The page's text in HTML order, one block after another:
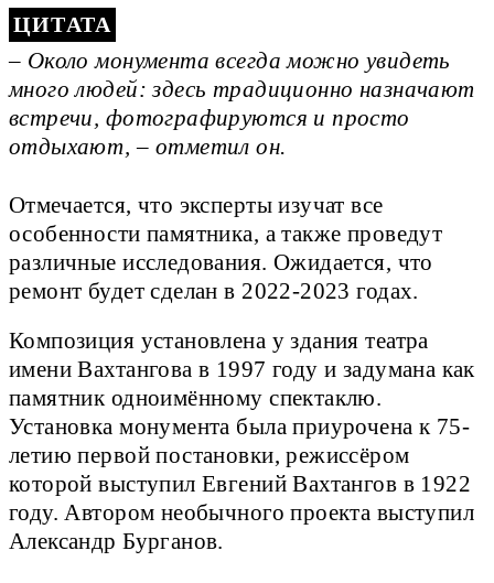
– Около монумента всегда можно увидеть
много людей: здесь традиционно назначают
встречи, фотографируются и просто
отдыхают, – отметил он.
Отмечается, что эксперты изучат все
особенности памятника, а также проведут
различные исследования. Ожидается, что
ремонт будет сделан в 2022-2023 годах.
Композиция установлена у здания театра
имени Вахтангова в 1997 году и задумана как
памятник одноимённому спектаклю.
Установка монумента была приурочена к 75-
летию первой постановки, режиссёром
которой выступил Евгений Вахтангов в 1922
году. Автором необычного проекта выступил
Александр Бурганов.